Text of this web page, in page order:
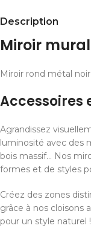
Description
Miroir
Miroir rond métal
Accessoires
Agrandissez
luminosité avec des
bois massif… Nos
formes et de styles
Créez des zones
grâce à nos cloisons
pour un style naturel !